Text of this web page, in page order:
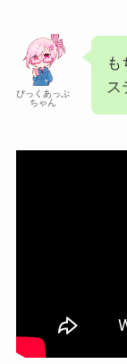
ぴっくあっぷ
ちゃん
も
ス